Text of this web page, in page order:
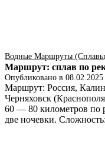
Водные Маршруты
Маршрут: сплав по
Опубликовано в 08.02.2025
Маршрут: Россия,
Черняховск
60 — 80 километров по
две ночевки.